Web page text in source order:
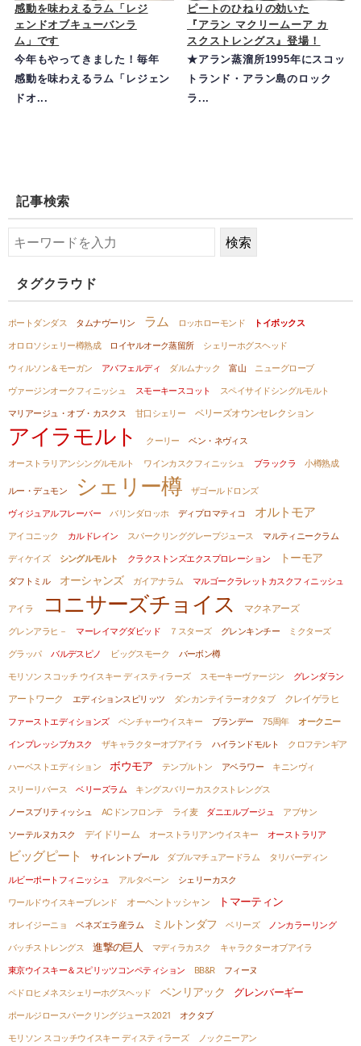
感動を味わえるラム「レジ
ェンドオブキューバンラ
ム」です
今年もやってきました！毎年
感動を味わえるラム「レジェン
ドオ...
ピートのひねりの効いた
『アラン マクリームーア カ
スクストレングス』登場！
★アラン蒸溜所1995年にスコッ
トランド・アラン島のロック
ラ...
記事検索
タグクラウド
ポートダンダス タムナヴーリン ラム ロッホローモンド
トイボックス
オロロソシェリー樽熟成
ロイヤルオーク蒸留所
シェリーホグスヘッド
ウィルソン＆モーガン
アバフェルディ ダルムナック 富山
ニューグローブ
ヴァージンオークフィニッシュ
スモーキースコット
スペイサイドシングルモルト
マリアージュ・オブ・カスクス
甘口シェリー ベリーズオウンセレクション
アイラモルト クーリー
ベン・ネヴィス
オーストラリアンシングルモルト
ワインカスクフィニッシュ ブラックラ 小樽熟成
ルー・デュモン シェリー樽
ザゴールドロンズ
ヴィジュアルフレーバー
バリンダロッホ ディプロマティコ オルトモア
アイコニック カルドレイン スパークリンググレープジュース
マルティニークラム
ディケイズ
シングルモルト クラクストンズエクスプロレーション トーモア
ダフトミル オーシャンズ ガイアナラム マルゴークラレットカスクフィニッシュ
アイラ コニサーズチョイス マクネアーズ
グレンアラヒ－ マーレイマグダビッド ７スターズ グレンキンチー
ミクターズ
グラッパ
バルデスピノ ビッグスモーク
バーボン樽
モリソン スコッチ ウイスキー ディスティラーズ
スモーキーヴァージン グレンダラン
アートワーク エディションスピリッツ ダンカンテイラーオクタブ クレイゲラヒ
ファーストエディションズ ベンチャーウイスキー ブランデー 75周年
オークニー
インプレッシブカスク
ザキャラクターオブアイラ ハイランドモルト
クロフテンギア
ハーベストエディション
ボウモア テンプルトン アベラワー
キニンヴィ
スリーリバース
ベリーズラム
キングスバリーカスクストレングス
ノースブリティッシュ
ACドンフロンテ ライ麦 ダニエルブージュ
アブサン
ソーテルヌカスク
デイドリーム オーストラリアンウイスキー オーストラリア
ビッグピート サイレントプール ダブルマチュアードラム
タリバーディン
ルビーポートフィニッシュ
アルタベーン
シェリーカスク
ワールドウイスキーブレンド
オーヘントッシャン トマーティン
オレイジーニョ ベネズエラ産ラム ミルトンダフ ベリーズ
ノンカラーリング
バッチストレングス
進撃の巨人 マディラカスク
キャラクターオブアイラ
東京ウイスキー＆スピリッツコンペティション
BB&R
フィーヌ
ペドロヒメネスシェリーホグスヘッド
ベンリアック グレンバーギー
ポールジロースパークリングジュース2021
オクタブ
モリソン スコッチウイスキー ディスティラーズ
ノックニーアン